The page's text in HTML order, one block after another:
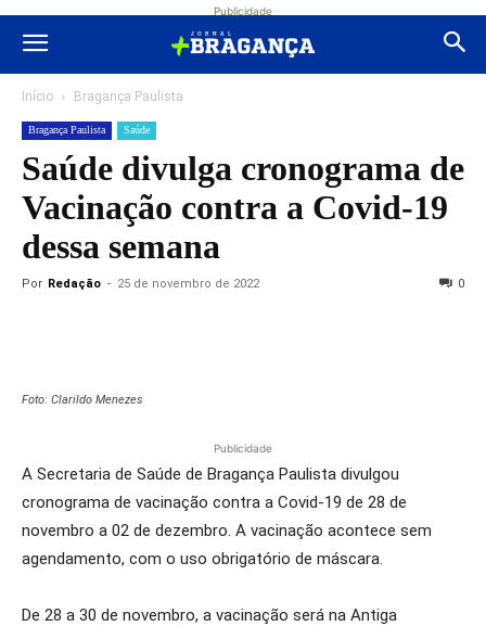
Publicidade
Início Bragança Paulista
Bragança Paulista Saúde
Saúde divulga cronograma de
Vacinação contra a Covid-19
dessa semana
Por Redação - 25 de novembro de 2022 0
Foto: Clarildo Menezes
Publicidade
A Secretaria de Saúde de Bragança Paulista divulgou
cronograma de vacinação contra a Covid-19 de 28 de
novembro a 02 de dezembro. A vacinação acontece sem
agendamento, com o uso obrigatório de máscara.
De 28 a 30 de novembro, a vacinação será na Antiga